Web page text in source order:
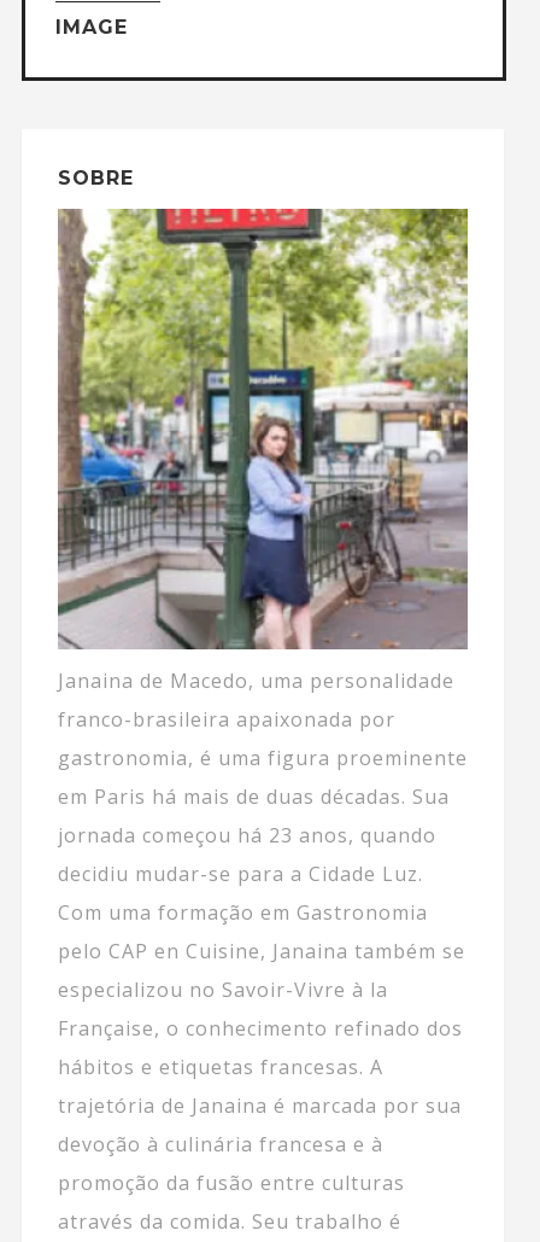
IMAGE
SOBRE
Janaina de Macedo, uma personalidade
franco-brasileira apaixonada por
gastronomia, é uma figura proeminente
em Paris há mais de duas décadas. Sua
jornada começou há 23 anos, quando
decidiu mudar-se para a Cidade Luz.
Com uma formação em Gastronomia
pelo CAP en Cuisine, Janaina também se
especializou no Savoir-Vivre à la
Française, o conhecimento refinado dos
hábitos e etiquetas francesas. A
trajetória de Janaina é marcada por sua
devoção à culinária francesa e à
promoção da fusão entre culturas
através da comida. Seu trabalho é